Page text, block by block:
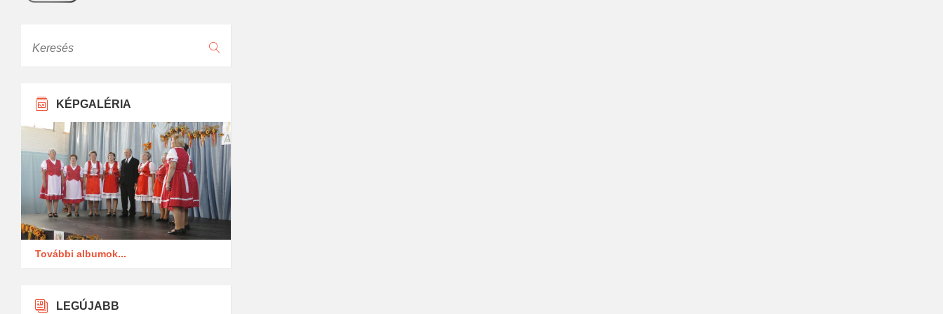
KÉPGALÉRIA
További albumok...
LEGÚJABB